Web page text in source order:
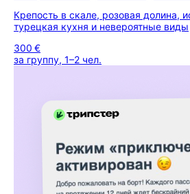
Крепость в скале, розовая долина,
турецкая кухня и невероятные виды
300 €
за группу, 1–2 чел.